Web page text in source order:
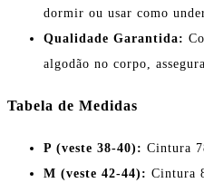
dormir ou usar como
Qualidade Garantida:
algodão no corpo,
Tabela de Medidas
P (veste 38-40): Cintura
M (veste 42-44): Cintura